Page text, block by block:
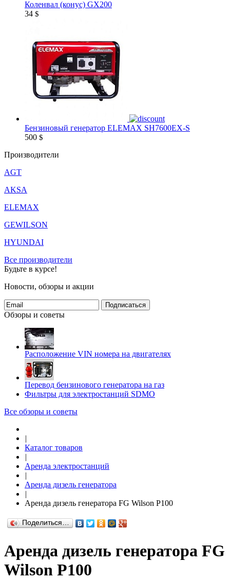
Коленвал (конус) GX200
34 $
Бензиновый генератор ELEMAX SH7600EX-S
500 $
Производители
AGT
AKSA
ELEMAX
GEWILSON
HYUNDAI
Все производители
Будьте в курсе!
Новости, обзоры и акции
Подписаться
Обзоры и советы
Расположение VIN номера на двигателях
Перевод бензинового генератора на газ
Фильтры для электростанций SDMO
Все обзоры и советы
|
Каталог товаров
|
Аренда электростанций
|
Аренда дизель генератора
|
Аренда дизель генератора FG Wilson P100
Поделиться…
Аренда дизель генератора FG
Wilson P100